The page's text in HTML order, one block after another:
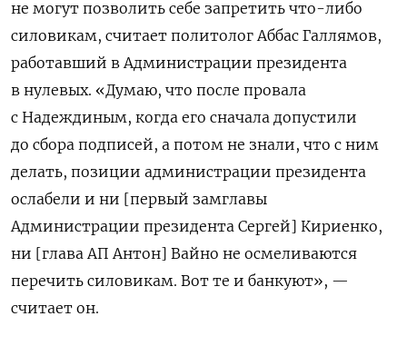
не могут позволить себе запретить что-либо
силовикам, считает политолог Аббас Галлямов,
работавший в Администрации президента
в нулевых. «Думаю, что после провала
с Надеждиным, когда его сначала допустили
до сбора подписей, а потом не знали, что с ним
делать, позиции администрации президента
ослабели и ни [первый замглавы
Администрации президента Сергей] Кириенко,
ни [глава АП Антон] Вайно не осмеливаются
перечить силовикам. Вот те и банкуют», —
считает он.